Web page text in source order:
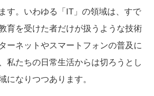
す。いわゆる「IT」の領域は、すで
育を受けた者だけが扱うような技術
ーネットやスマートフォンの普及に
私たちの日常生活からは切ろうとし
になりつつあります。